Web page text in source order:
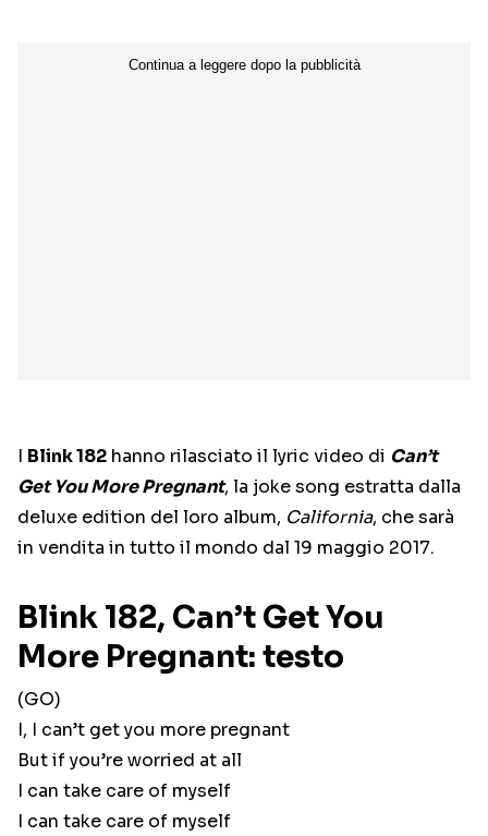
I Blink 182 hanno rilasciato il lyric video di Can’t
Get You More Pregnant, la joke song estratta dalla
deluxe edition del loro album, California, che sarà
in vendita in tutto il mondo dal 19 maggio 2017.
Blink 182, Can’t Get You
More Pregnant: testo
(GO)
I, I can’t get you more pregnant
But if you’re worried at all
I can take care of myself
I can take care of myself